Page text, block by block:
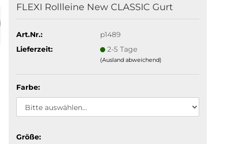
FLEXI Rollleine New CLASSIC Gurt
Art.Nr.:
p1489
Lieferzeit:
2-5 Tage
(Ausland abweichend)
Farbe:
Größe: